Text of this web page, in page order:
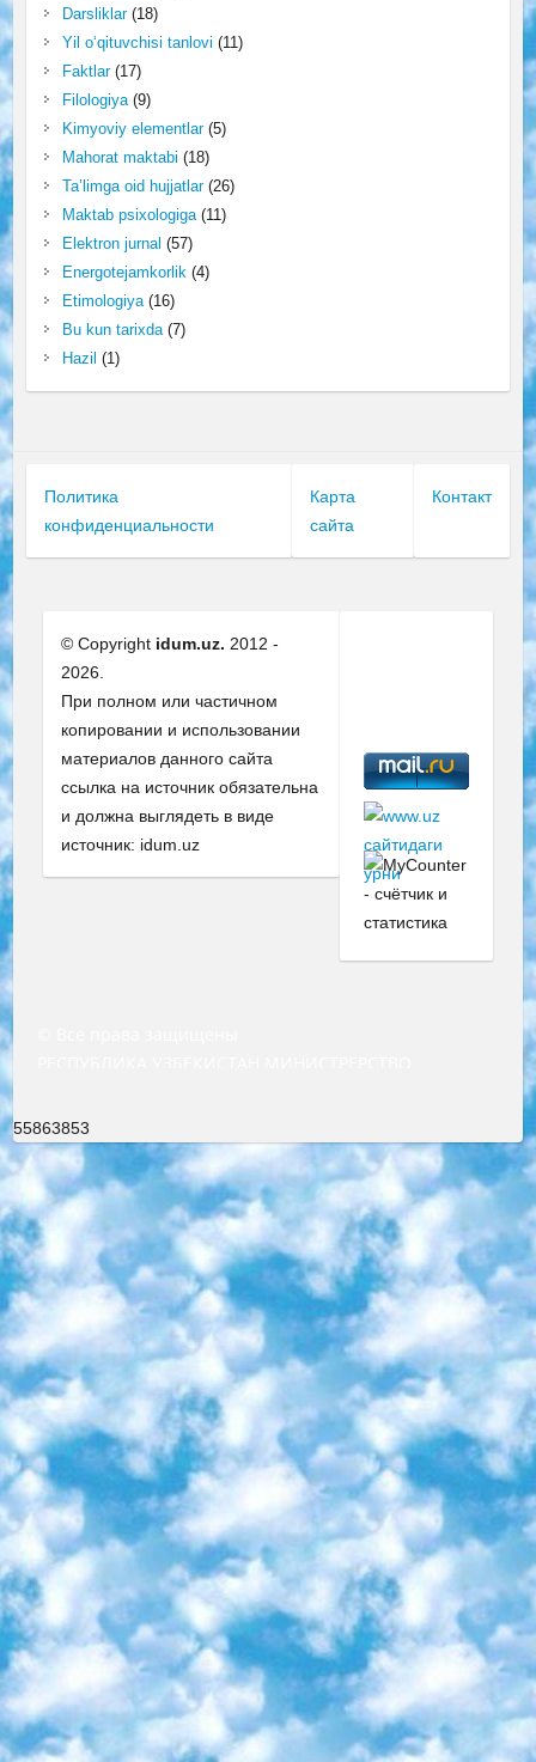
Darsliklar(18)
Yil o‘qituvchisi tanlovi (11)
Faktlar(17)
Filologiya(9)
Kimyoviy elementlar(5)
Mahorat maktabi (18)
Ta’limga oid hujjatlar(26)
Maktab psixologiga(11)
Elektron jurnal (57)
Energotejamkorlik(4)
Etimologiya(16)
Bu kun tarixda(7)
Hazil (1)
Политика
конфиденциальности
Карта
сайта
Контакт
© Copyright idum.uz. 2012 -
2026.
При полном или частичном
копировании и использовании
материалов данного сайта
ссылка на источник обязательна
и должна выглядеть в виде
источник: idum.uz
55863853